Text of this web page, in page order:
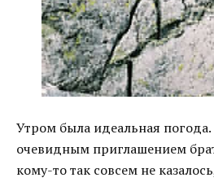
Утром была идеальная погода.
очевидным приглашением
кому-то так совсем не